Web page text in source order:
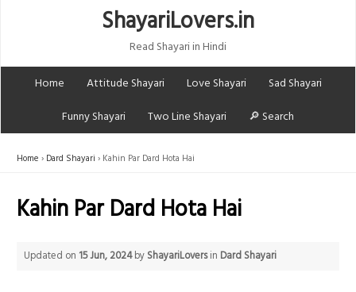
ShayariLovers.in
Read Shayari in Hindi
Home
Attitude Shayari Love Shayari
Sad Shayari
Funny Shayari
Two Line Shayari 🔎 Search
Home Dard Shayari Kahin Par Dard Hota Hai
Kahin Par Dard Hota Hai
Updated on 15 Jun, 2024by ShayariLoversin Dard Shayari